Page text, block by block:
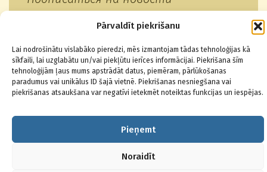
Pārvaldīt piekrišanu
Lai nodrošinātu vislabāko pieredzi, mēs izmantojam tādas tehnoloģijas kā
sīkfaili, lai uzglabātu un/vai piekļūtu ierīces informācijai. Piekrišana šīm
tehnoloģijām ļaus mums apstrādāt datus, piemēram, pārlūkošanas
paradumus vai unikālus ID šajā vietnē. Piekrišanas nesniegšana vai
piekrišanas atsaukšana var negatīvi ietekmēt noteiktas funkcijas un iespējas.
Pieņemt
Noraidīt
© 2026 Baltikons - Centrs